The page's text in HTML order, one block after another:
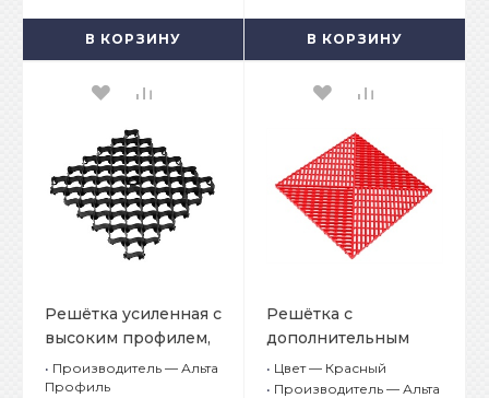
В КОРЗИНУ В КОРЗИНУ
Решётка усиленная с
высоким профилем,
цвет Черный
• Производитель — Альта
Профиль
Решётка с
дополнительным
обрамлением, цвет
Красный
• Цвет — Красный
• Производитель — Альта